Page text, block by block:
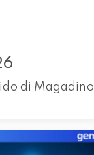
di Magadino